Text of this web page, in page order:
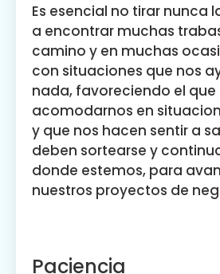
Es esencial no tirar nunca
a encontrar muchas
camino y en muchas
con situaciones que nos
nada, favoreciendo el
acomodarnos en
y que nos hacen sentir a
deben sortearse y
donde estemos, para
nuestros proyectos de
Paciencia